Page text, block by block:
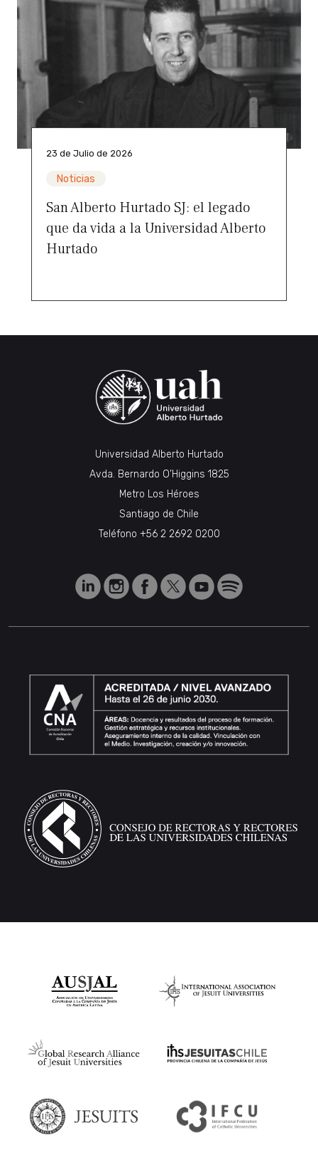
23 de Julio de 2026
Noticias
San Alberto Hurtado SJ: el legado
que da vida a la Universidad Alberto
Hurtado
Universidad Alberto Hurtado
Avda. Bernardo O’Higgins 1825
Metro Los Héroes
Santiago de Chile
Teléfono +56 2 2692 0200